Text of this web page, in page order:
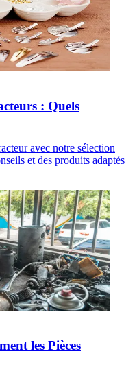
: Quels
avec notre sélection
et des produits adaptés
les Pièces